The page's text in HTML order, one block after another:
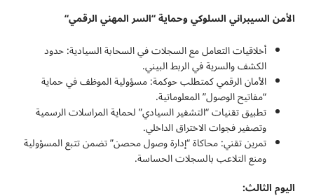
الأمن السيبراني السلوكي وحماية “السر المهني الرقمي“
أخلاقيات التعامل مع السجلات في السحابة السيادية: حدود
الكشف والسرية في الربط البيني.
الأمان الرقمي كمتطلب حوكمة: مسؤولية الموظف في حماية
“مفاتيح الوصول” المعلوماتية.
تطبيق تقنيات “التشفير السيادي” لحماية المراسلات الرسمية
وتصفير فجوات الاختراق الداخلي.
تمرين تقني: محاكاة “إدارة وصول محصن” تضمن تتبع المسؤولية
ومنع التلاعب بالسجلات الحساسة.
اليوم الثالث: